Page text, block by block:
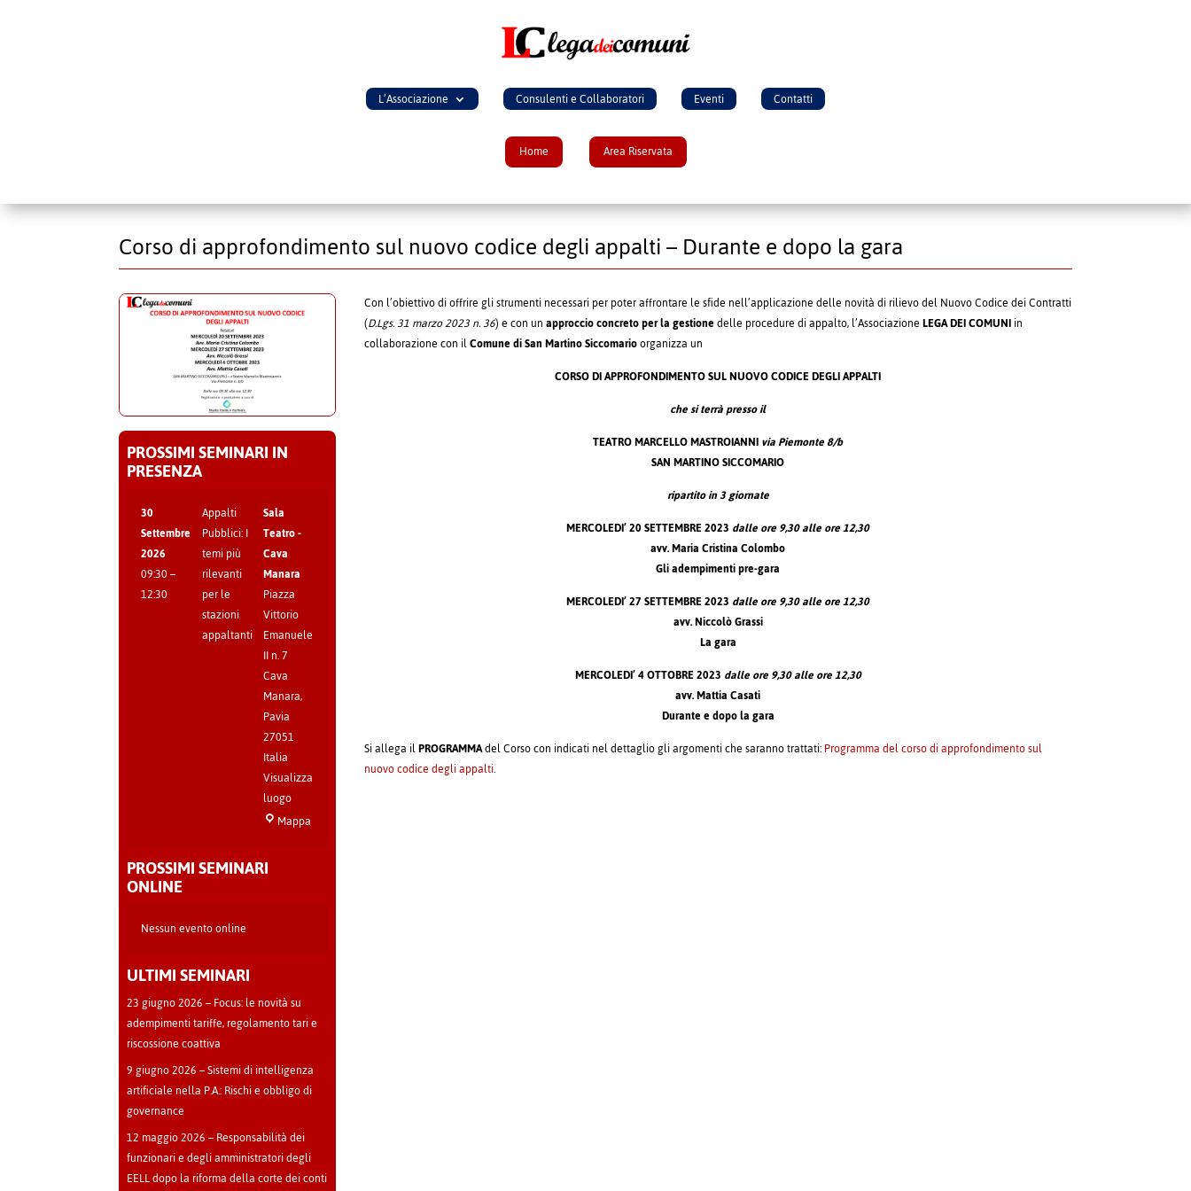
L’Associazione Consulenti e Collaboratori Eventi Contatti
Home Area Riservata
Corso di approfondimento sul nuovo codice degli appalti – Durante e dopo la gara
PROSSIMI SEMINARI IN
PRESENZA
30
Settembre
2026
09:30–
12:30
Appalti
Pubblici: I
temi più
rilevanti
per le
stazioni
appaltanti
Sala
Teatro -
Cava
Manara
Piazza
Vittorio
Emanuele
II n. 7
Cava
Manara,
Pavia
27051
Italia
Visualizza
luogo
MappaSala
PROSSIMI SEMINARI
ONLINE
Nessun evento online
ULTIMI SEMINARI
23 giugno 2026 – Focus: le novità su
adempimenti tariffe, regolamento tari e
riscossione coattiva
9 giugno 2026 – Sistemi di intelligenza
artificiale nella P.A.: Rischi e obbligo di
governance
12 maggio 2026 – Responsabilità dei
funzionari e degli amministratori degli
EELL dopo la riforma della corte dei conti
Con l’obiettivo di offrire gli strumenti necessari per poter affrontare le sfide nell’applicazione delle novità di rilievo del Nuovo Codice dei Contratti
(D.Lgs. 31 marzo 2023 n. 36) e con unapproccio concreto per la gestionedelle procedure di appalto, l’AssociazioneLEGA DEI COMUNIin
collaborazione con ilComune di San MartinoSiccomarioorganizza un
CORSO DI APPROFONDIMENTO SULNUOVO CODICE DEGLI APPALTI
che si terrà presso il
TEATRO MARCELLO MASTROIANNIvia Piemonte 8/b
SAN MARTINO SICCOMARIO
ripartito in 3 giornate
MERCOLEDI’ 20 SETTEMBRE 2023 dalle ore9,30alle ore12,30
avv. Maria Cristina Colombo
Gli adempimenti pre-gara
MERCOLEDI’ 27 SETTEMBRE 2023 dalle ore9,30alle ore12,30
avv. Niccolò Grassi
La gara
MERCOLEDI’ 4 OTTOBRE 2023 dalle ore9,30alle ore12,30
avv. Mattia Casati
Durante e dopo la gara
Si allega ilPROGRAMMAdel Corso con indicati nel dettaglio gli argomenti che saranno trattati:Programma del corso di approfondimento sul
nuovo codice degli appalti.